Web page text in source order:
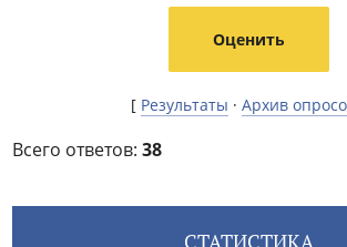
[ Результаты · Архив
Всего ответов: 38
СТАТИСТИКА